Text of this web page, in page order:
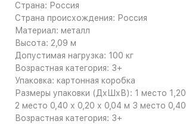
Страна: Россия
Страна происхождения: Россия
Материал: металл
Высота: 2,09 м
Допустимая нагрузка: 100 кг
Возрастная категория: 3+
Упаковка: картонная коробка
Размеры упаковки (ДхШхВ): 1 место
2 место 0,40 х 0,20 х 0,04 м 3 место
Возрастная категория: 3+